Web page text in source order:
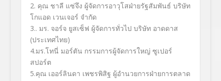
2. คุณ ชาลี แซ่จึง ผู้จัดการอาวุโสฝ่ายรัฐสัมพันธ์ บริษัท
โกแอด เวนเจอร์ จำกัด
3.. มร. จอร์จ ยูสเซ็ฟ ผู้จัดการทั่วไป บริษัท อาดดาส
(ประเทศไทย)
4.มร.โทนี่ มอร์ตัน กรรมการผู้จัดการใหญ่ ซูเปอร์
สปอร์ต
5.คุณ เออร์ลินดา เพชรพิสิฐ ผู้อำนวยการฝ่ายการตลาด